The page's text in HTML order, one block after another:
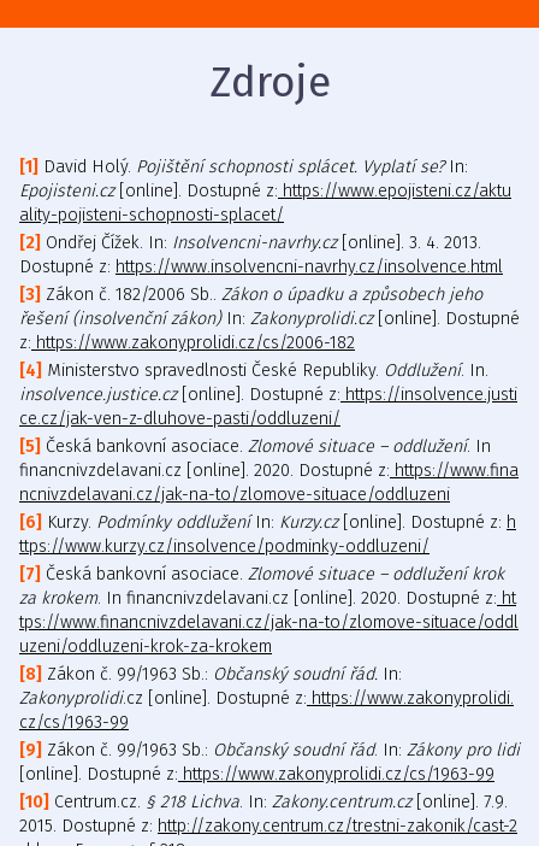
Zdroje
David Holý. Pojištění schopnosti splácet. Vyplatí se?In:
Epojisteni.cz[online]. Dostupné z: https://www.epojisteni.cz/aktu
ality-pojisteni-schopnosti-splacet/
Ondřej Čížek. In: Insolvencni-navrhy.cz[online]. 3. 4. 2013.
Dostupné z: https://www.insolvencni-navrhy.cz/insolvence.html
Zákon č. 182/2006 Sb.. Zákon o úpadku a způsobech jeho
řešení (insolvenční zákon)In: Zakonyprolidi.cz[online]. Dostupné
z: https://www.zakonyprolidi.cz/cs/2006-182
Ministerstvo spravedlnosti České Republiky. Oddlužení. In.
insolvence.justice.cz[online]. Dostupné z: https://insolvence.justi
ce.cz/jak-ven-z-dluhove-pasti/oddluzeni/
Česká bankovní asociace. Zlomové situace – oddlužení. In
financnivzdelavani.cz [online]. 2020. Dostupné z: https://www.fina
ncnivzdelavani.cz/jak-na-to/zlomove-situace/oddluzeni
Kurzy. Podmínky oddluženíIn: Kurzy.cz[online]. Dostupné z: h
ttps://www.kurzy.cz/insolvence/podminky-oddluzeni/
Česká bankovní asociace. Zlomové situace – oddlužení krok
za krokem. In financnivzdelavani.cz [online]. 2020. Dostupné z: ht
tps://www.financnivzdelavani.cz/jak-na-to/zlomove-situace/oddl
uzeni/oddluzeni-krok-za-krokem
Zákon č. 99/1963 Sb.: Občanský soudní řád. In:
Zakonyprolidi.cz [online]. Dostupné z: https://www.zakonyprolidi.
cz/cs/1963-99
Zákon č. 99/1963 Sb.: Občanský soudní řád. In: Zákony pro lidi
[online]. Dostupné z: https://www.zakonyprolidi.cz/cs/1963-99
Centrum.cz. § 218 Lichva. In: Zakony.centrum.cz[online]. 7.9.
2015. Dostupné z: http://zakony.centrum.cz/trestni-zakonik/cast-2